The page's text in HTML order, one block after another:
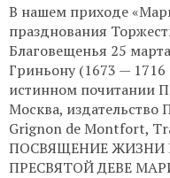
В нашем приходе
празднования
Благовещенья 25
Гриньону (1673 —
истинном почитании
Москва, издательство
Grignon de Montfort,
ПОСВЯЩЕНИЕ ЖИЗНИ
ПРЕСВЯТОЙ ДЕВЕ